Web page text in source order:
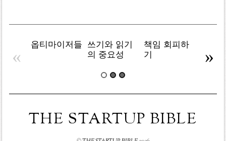
옵티마이저들
쓰기와 읽기
의 중요성
책임 회피하
기
« »
THE STARTUP BIBLE